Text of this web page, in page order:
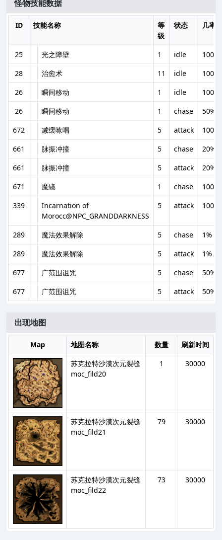
怪物技能数据
ID 技能名称
等
级
状态 几率
25 光之障壁 1 idle
100%
28
治愈术 11 idle
100%
26
瞬间移动 1 idle
100%
26
瞬间移动 1 chase
50%
672
减缓咏唱 5 attack
100%
661
脉振冲撞 5 chase
20%
661
脉振冲撞 5 attack
20%
671
魔镜 1 chase
100%
339
Incarnation of
Morocc@NPC_GRANDDARKNESS
5 attack 100%
289 魔法效果解除 5 chase
1%
289
魔法效果解除 5 attack
1%
677
广范围诅咒 5 chase
50%
677
广范围诅咒 5 attack 50%
出现地图
Map 地图名称 数量
刷新时间
苏克拉特沙漠次元裂缝
moc_fild20
1 30000
苏克拉特沙漠次元裂缝
moc_fild21
79 30000
苏克拉特沙漠次元裂缝
moc_fild22
73 30000